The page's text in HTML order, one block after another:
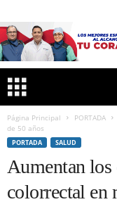
Página Principal PORTADA
de 50 años
PORTADA SALUD
Aumentan los
colorrectal en